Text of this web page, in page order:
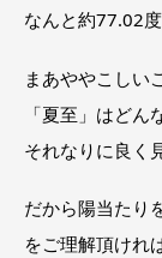
なんと約77.02
まあややこしい
「夏至」はど
それなりに良く
だから陽当たり
をご理解頂けれ